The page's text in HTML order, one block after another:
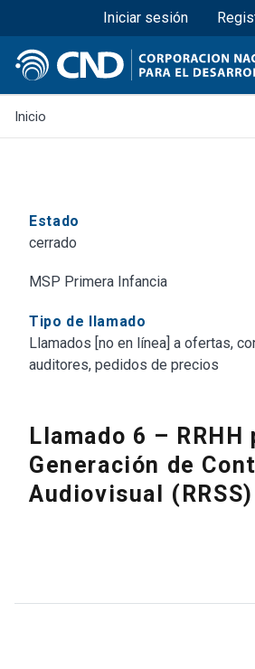
Pasar
al
principal
Menú
Iniciar sesión
Inicio
Estado
cerrado
MSP Primera Infancia
Tipo de llamado
Llamados [no en línea] a ofertas,
auditores, pedidos de precios
Llamado 6 – RRHH
Generación de
Audiovisual (RRSS)